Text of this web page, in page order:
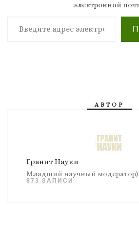
электронной
Введите адрес
АВТОР
Гранит Науки
Младший научный модератор)
873 ЗАПИСИ